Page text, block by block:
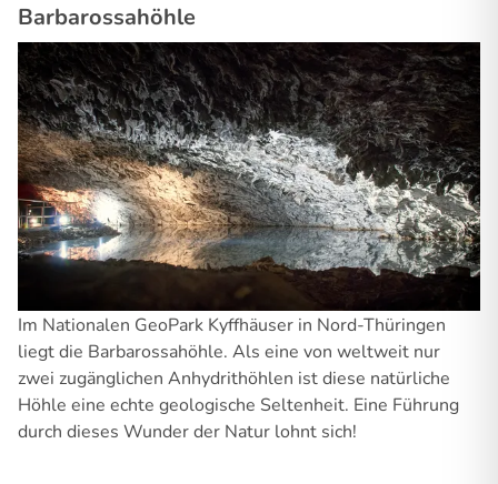
Barbarossahöhle
Im Nationalen GeoPark Kyffhäuser in Nord-Thüringen
liegt die Barbarossahöhle. Als eine von weltweit nur
zwei zugänglichen Anhydrithöhlen ist diese natürliche
Höhle eine echte geologische Seltenheit. Eine Führung
durch dieses Wunder der Natur lohnt sich!